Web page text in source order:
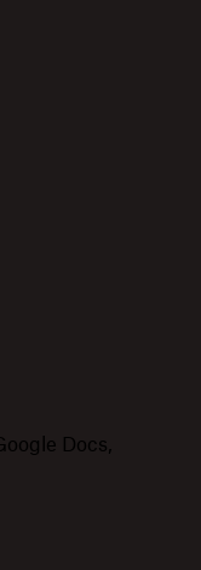
Docs,